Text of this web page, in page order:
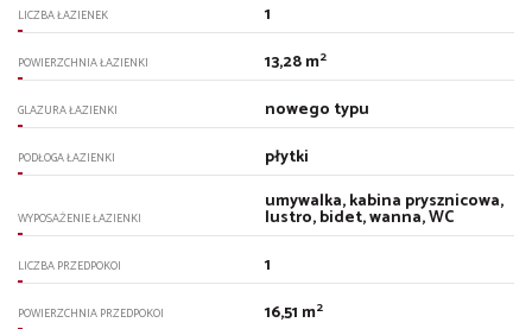
LICZBA ŁAZIENEK 1
POWIERZCHNIA ŁAZIENKI 13,28 m2
GLAZURA ŁAZIENKI nowego typu
PODŁOGA ŁAZIENKI płytki
WYPOSAŻENIE ŁAZIENKI
umywalka, kabina prysznicowa,
lustro, bidet, wanna, WC
LICZBA PRZEDPOKOI 1
POWIERZCHNIA PRZEDPOKOI 16,51 m2